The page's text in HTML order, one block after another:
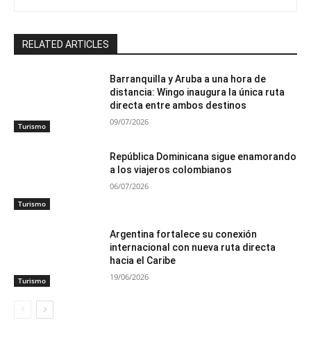
RELATED ARTICLES
Turismo
Barranquilla y Aruba a una hora de
distancia: Wingo inaugura la única ruta
directa entre ambos destinos
09/07/2026
Turismo
República Dominicana sigue enamorando
a los viajeros colombianos
06/07/2026
Turismo
Argentina fortalece su conexión
internacional con nueva ruta directa
hacia el Caribe
19/06/2026